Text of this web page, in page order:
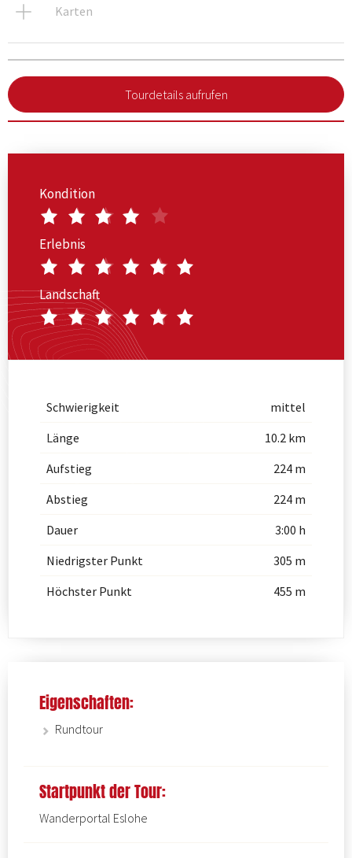
Karten
Tourdetails aufrufen
Kondition
Erlebnis
Landschaft
Schwierigkeit
mittel
Länge
10.2 km
Aufstieg
224 m
Abstieg
224 m
Dauer
3:00 h
Niedrigster Punkt
305 m
Höchster Punkt
455 m
Eigenschaften:
Rundtour
Startpunkt der Tour:
Wanderportal Eslohe